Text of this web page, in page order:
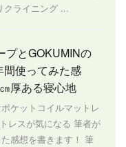
ライニング ...
プとGOKUMINの
間使ってみた感
厚ある寝心地
ケットコイルマットレ
レスが気になる 筆者が
感想を書きます！ 筆